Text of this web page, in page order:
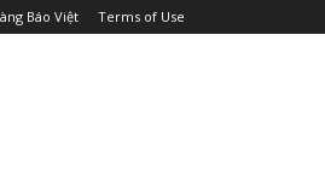
Báo Việt Terms of Use